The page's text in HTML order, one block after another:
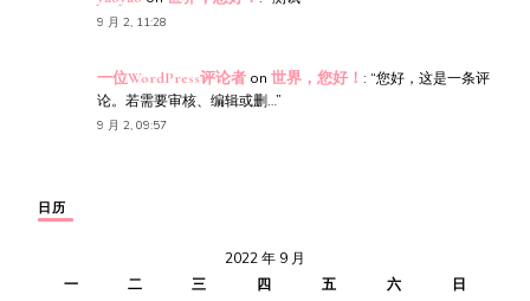
9 月 2, 11:28
一位WordPress评论者 on 世界，您好！ : “您好，这是一条评
论。若需要审核、编辑或删…”
9 月 2, 09:57
日历
2022 年 9 月
一
二 三 四 五 六
日